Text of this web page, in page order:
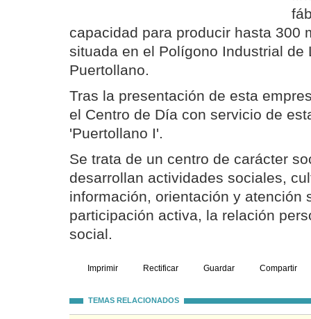
capacidad para producir hasta 300
situada en el Polígono Industrial de
Puertollano.
Tras la presentación de esta
el Centro de Día con servicio de
'Puertollano I'.
Se trata de un centro de carácter
desarrollan actividades sociales,
información, orientación y atención
participación activa, la relación
social.
Imprimir Rectificar Guardar Compartir
TEMAS RELACIONADOS